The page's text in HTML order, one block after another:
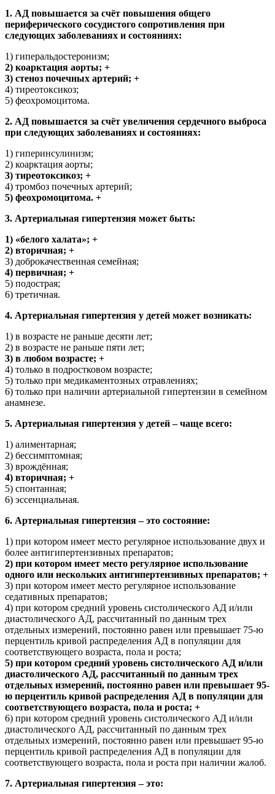
1. АД повышается за счёт повышения общего
периферического сосудистого сопротивления при
следующих заболеваниях и состояниях:
1) гиперальдостеронизм;
2) коарктация аорты; +
3) стеноз почечных артерий; +
4) тиреотоксикоз;
5) феохромоцитома.
2. АД повышается за счёт увеличения сердечного выброса
при следующих заболеваниях и состояниях:
1) гиперинсулинизм;
2) коарктация аорты;
3) тиреотоксикоз; +
4) тромбоз почечных артерий;
5) феохромоцитома. +
3. Артериальная гипертензия может быть:
1) «белого халата»; +
2) вторичная; +
3) доброкачественная семейная;
4) первичная; +
5) подострая;
6) третичная.
4. Артериальная гипертензия у детей может возникать:
1) в возрасте не раньше десяти лет;
2) в возрасте не раньше пяти лет;
3) в любом возрасте; +
4) только в подростковом возрасте;
5) только при медикаментозных отравлениях;
6) только при наличии артериальной гипертензии в семейном
анамнезе.
5. Артериальная гипертензия у детей – чаще всего:
1) алиментарная;
2) бессимптомная;
3) врождённая;
4) вторичная; +
5) спонтанная;
6) эссенциальная.
6. Артериальная гипертензия – это состояние:
1) при котором имеет место регулярное использование двух и
более антигипертензивных препаратов;
2) при котором имеет место регулярное использование
одного или нескольких антигипертензивных препаратов; +
3) при котором имеет место регулярное использование
седативных препаратов;
4) при котором средний уровень систолического АД и/или
диастолического АД, рассчитанный по данным трех
отдельных измерений, постоянно равен или превышает 75-ю
перцентиль кривой распределения АД в популяции для
соответствующего возраста, пола и роста;
5) при котором средний уровень систолического АД и/или
диастолического АД, рассчитанный по данным трех
отдельных измерений, постоянно равен или превышает 95-
ю перцентиль кривой распределения АД в популяции для
соответствующего возраста, пола и роста; +
6) при котором средний уровень систолического АД и/или
диастолического АД, рассчитанный по данным трех
отдельных измерений, постоянно равен или превышает 95-ю
перцентиль кривой распределения АД в популяции для
соответствующего возраста, пола и роста при наличии жалоб.
7. Артериальная гипертензия – это: